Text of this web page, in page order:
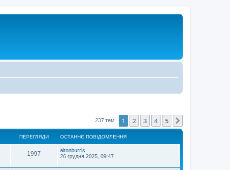
237 тем 1 2 3 4 5
ПЕРЕГЛЯДИ ОСТАННЄ ПОВІДОМЛЕННЯ
1997
altonburris
26 грудня 2025, 09:47